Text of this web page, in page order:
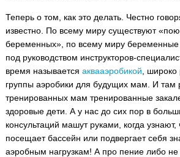
Теперь о том, как это делать. Честно
известно. По всему миру существуют
беременных», по всему миру беременные
под руководством инструкторов-
время называется аквааэробикой ,
группы аэробики для будущих мам. И там
тренированных мам тренированные
здоровые дети. А у нас до сих пор в
консультаций машут руками, когда
посещает бассейн или подвергает себя
аэробным нагрузкам! А про пение либо не